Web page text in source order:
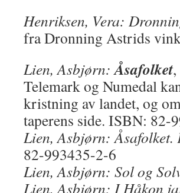
Henriksen, Vera:
fra Dronning Astrids
Lien, Asbjørn:Åsafolket
Telemark og Numedal
kristning av landet, og
taperens side. ISBN: 82-
Lien, Asbjørn: Åsafolket.
82-993435-2-6
Lien, Asbjørn: Sol og
Lien, Asbjørn: I Håkon